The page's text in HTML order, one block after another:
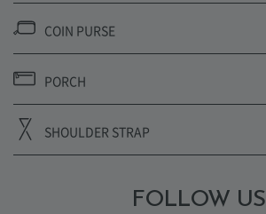
COIN PURSE
PORCH
SHOULDER STRAP
FOLLOW US